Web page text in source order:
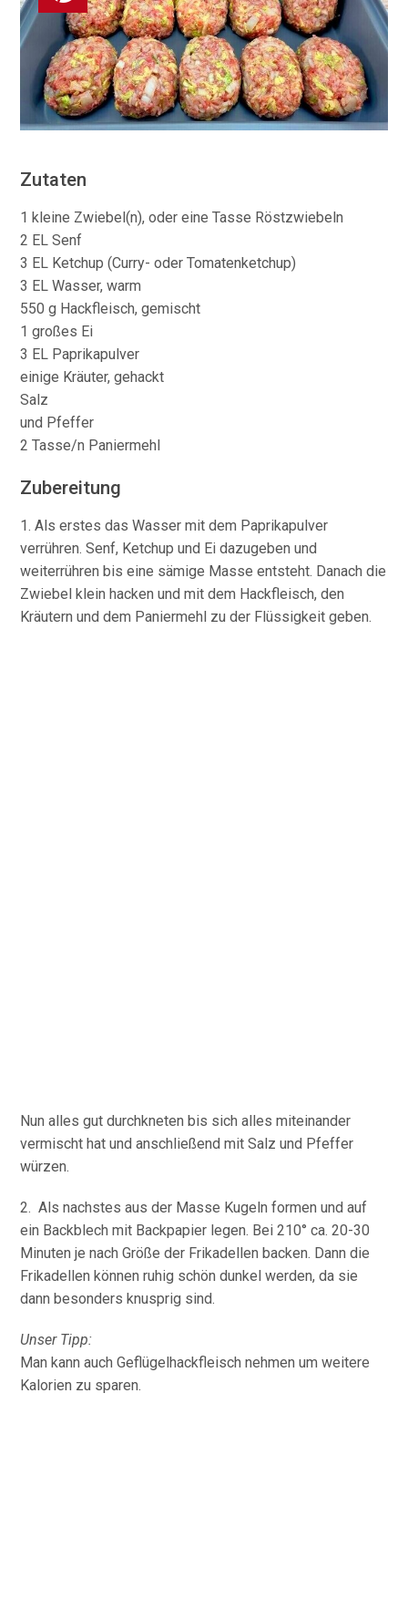
Zutaten
1 kleine Zwiebel(n), oder eine Tasse Röstzwiebeln
2 EL Senf
3 EL Ketchup (Curry- oder Tomatenketchup)
3 EL Wasser, warm
550 g Hackfleisch, gemischt
1 großes Ei
3 EL Paprikapulver
einige Kräuter, gehackt
Salz
und Pfeffer
2 Tasse/n Paniermehl
Zubereitung
1. Als erstes das Wasser mit dem Paprikapulver
verrühren. Senf, Ketchup und Ei dazugeben und
weiterrühren bis eine sämige Masse entsteht. Danach die
Zwiebel klein hacken und mit dem Hackfleisch, den
Kräutern und dem Paniermehl zu der Flüssigkeit geben.
Nun alles gut durchkneten bis sich alles miteinander
vermischt hat und anschließend mit Salz und Pfeffer
würzen.
2. Als nachstes aus der Masse Kugeln formen und auf
ein Backblech mit Backpapier legen. Bei 210° ca. 20-30
Minuten je nach Größe der Frikadellen backen. Dann die
Frikadellen können ruhig schön dunkel werden, da sie
dann besonders knusprig sind.
Unser Tipp:
Man kann auch Geflügelhackfleisch nehmen um weitere
Kalorien zu sparen.